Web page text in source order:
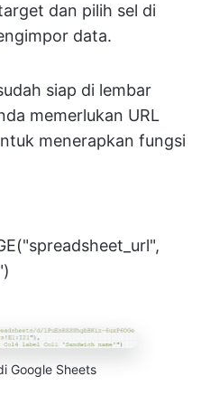
dan pilih sel di
data.
siap di lembar
memerlukan URL
menerapkan fungsi
Google Sheets